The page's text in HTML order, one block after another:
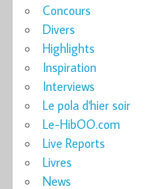
Concours
Divers
Highlights
Inspiration
Interviews
Le pola d'hier soir
Le-HibOO.com
Live Reports
Livres
News